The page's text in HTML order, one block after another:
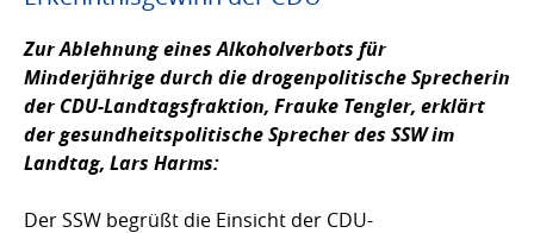
Zur Ablehnung eines Alkoholverbots für
Minderjährige durch die drogenpolitische Sprecherin
der CDU-Landtagsfraktion, Frauke Tengler, erklärt
der gesundheitspolitische Sprecher des SSW im
Landtag, Lars Harms:
Der SSW begrüßt die Einsicht der CDU-